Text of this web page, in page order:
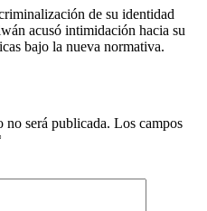
de su identidad
acusó intimidación hacia su
bajo la nueva normativa.
no será publicada. Los campos